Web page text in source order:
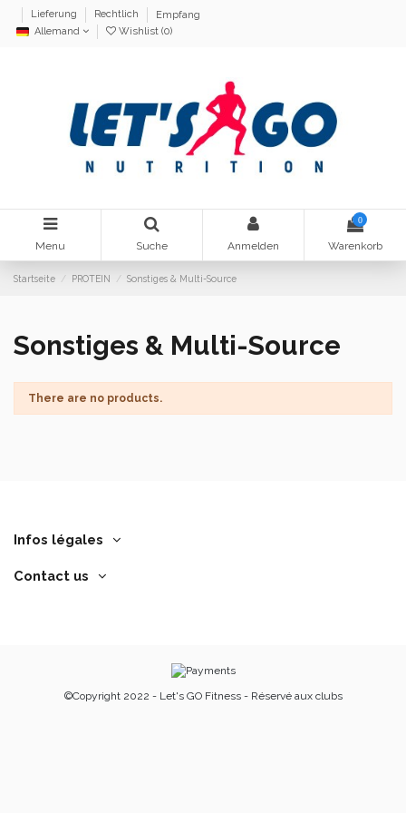
Lieferung Rechtlich
Empfang
Allemand
Wishlist (0)
Menu Suche Anmelden
0
Warenkorb
Startseite PROTEIN Sonstiges & Multi-Source
Sonstiges & Multi-Source
There are no products.
Infos légales
Contact us
©Copyright 2022 - Let's GO Fitness - Réservé aux clubs